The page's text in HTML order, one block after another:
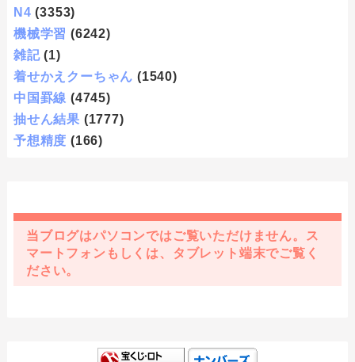
N4 (3353)
機械学習 (6242)
雑記 (1)
着せかえクーちゃん (1540)
中国罫線 (4745)
抽せん結果 (1777)
予想精度 (166)
当ブログはパソコンではご覧いただけません。ス
マートフォンもしくは、タブレット端末でご覧く
ださい。